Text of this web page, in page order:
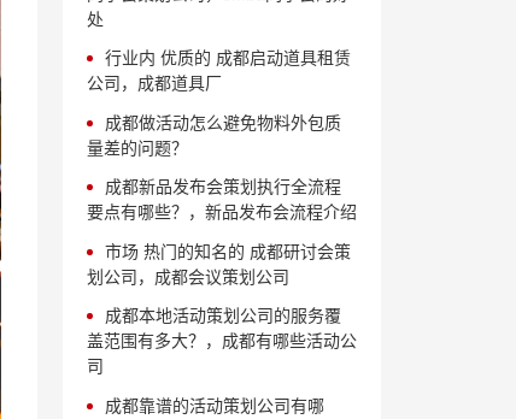
处
行业内 优质的 成都启动道具租赁
公司，成都道具厂
成都做活动怎么避免物料外包质
量差的问题？
成都新品发布会策划执行全流程
要点有哪些？，新品发布会流程介绍
市场 热门的知名的 成都研讨会策
划公司，成都会议策划公司
成都本地活动策划公司的服务覆
盖范围有多大？，成都有哪些活动公
司
成都靠谱的活动策划公司有哪